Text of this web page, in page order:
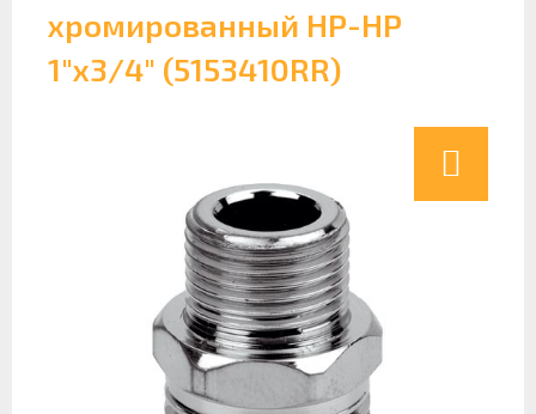
хромированный НР-НР
1"х3/4" (5153410RR)